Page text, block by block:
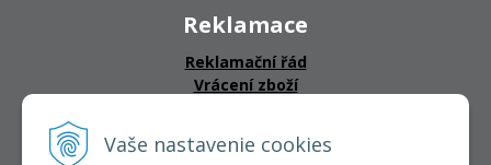
Vaše nastavenie cookies
Reklamace
Reklamační řád
Vrácení zboží